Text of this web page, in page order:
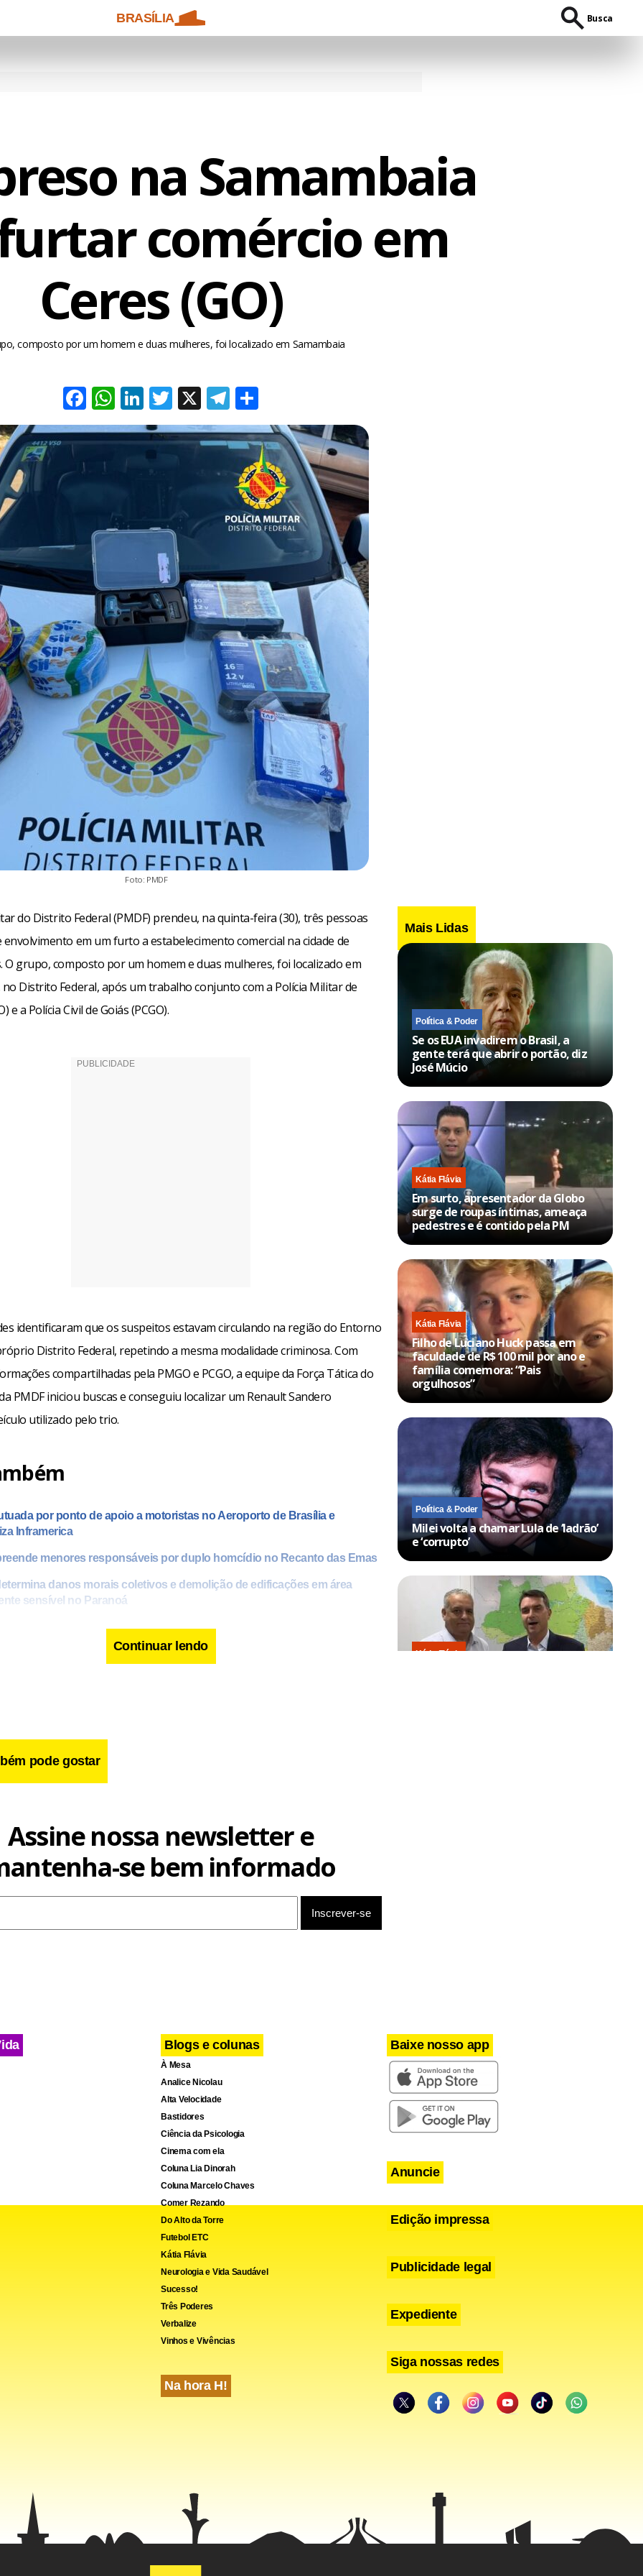
BRASÍLIA Busca
na Samambaia
comércio em
Ceres (GO)
composto por um homem e duas mulheres, foi localizado em Samambaia
Facebook
WhatsApp
LinkedIn
Twitter
X Telegram
Foto: PMDF
do Distrito Federal (PMDF) prendeu, na quinta-feira (30), três pessoas
envolvimento em um furto a estabelecimento comercial na cidade de
O grupo, composto por um homem e duas mulheres, foi localizado em
no Distrito Federal, após um trabalho conjunto com a Polícia Militar de
e a Polícia Civil de Goiás (PCGO).
identificaram que os suspeitos estavam circulando na região do Entorno
Distrito Federal, repetindo a mesma modalidade criminosa. Com
compartilhadas pela PMGO e PCGO, a equipe da Força Tática do
PMDF iniciou buscas e conseguiu localizar um Renault Sandero
utilizado pelo trio.
por ponto de apoio a motoristas no Aeroporto de Brasília e
Inframerica
menores responsáveis por duplo homcídio no Recanto das Emas
danos morais coletivos e demolição de edificações em área
sensível no Paranoá
os policiais encontraram diversos produtos furtados, incluindo cinco
Continuar lendo
pode gostar
Mais Lidas
Política & Poder
Se os EUA invadirem o Brasil, a
gente terá que abrir o portão, diz
José Múcio
Kátia Flávia
Em surto, apresentador da Globo
surge de roupas íntimas, ameaça
pedestres e é contido pela PM
Kátia Flávia
Filho de Luciano Huck passa em
faculdade de R$ 100 mil por ano e
família comemora: “Pais
orgulhosos”
Política & Poder
Milei volta a chamar Lula de ‘ladrão’
e ‘corrupto’
Kátia Flávia
Assine nossa newsletter e
se bem informado
Blogs e colunas
À Mesa
Analice Nicolau
Alta Velocidade
Bastidores
Ciência da Psicologia
Cinema com ela
Coluna Lia Dinorah
Coluna Marcelo Chaves
Comer Rezando
Do Alto da Torre
Futebol ETC
Kátia Flávia
Neurologia e Vida Saudável
Sucesso!
Três Poderes
Verbalize
Vinhos e Vivências
Na hora H!
Baixe nosso app
Anuncie
Edição impressa
Publicidade legal
Expediente
Siga nossas redes